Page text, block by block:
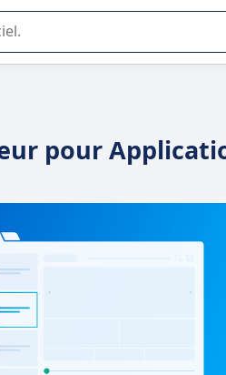
SaaS en entreprise.
pour